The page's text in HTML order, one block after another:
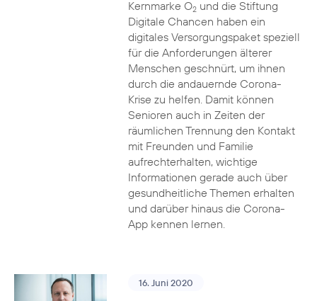
Kernmarke O2und die Stiftung
Digitale Chancen haben ein
digitales Versorgungspaket speziell
für die Anforderungen älterer
Menschen geschnürt, um ihnen
durch die andauernde Corona-
Krise zu helfen. Damit können
Senioren auch in Zeiten der
räumlichen Trennung den Kontakt
mit Freunden und Familie
aufrechterhalten, wichtige
Informationen gerade auch über
gesundheitliche Themen erhalten
und darüber hinaus die Corona-
App kennen lernen.
16. Juni 2020